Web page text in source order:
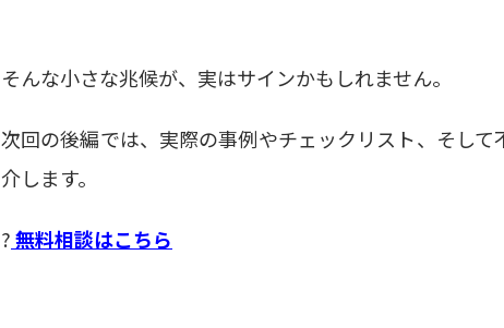
そんな小さな兆候が、実はサインかもしれません。
次回の後編では、実際の事例やチェックリスト、そし
介します。
?無料相談はこちら